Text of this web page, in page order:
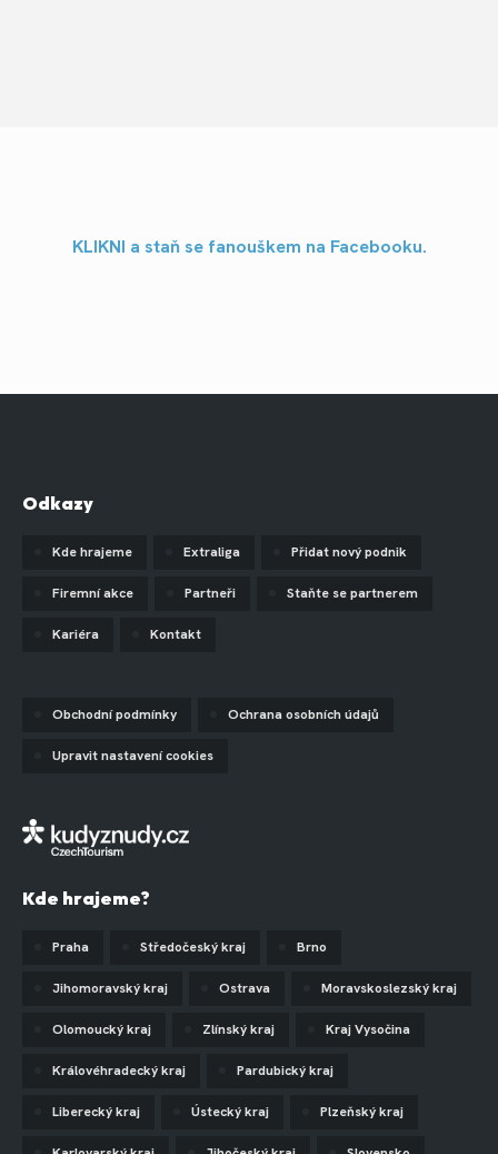
KLIKNI a staň se fanouškem na Facebooku.
Odkazy
Kde hrajeme Extraliga Přidat nový podnik
Firemní akce Partneři Staňte se partnerem
Kariéra Kontakt
Obchodní podmínky Ochrana osobních údajů
Upravit nastavení cookies
Kde hrajeme?
Praha Středočeský kraj Brno
Jihomoravský kraj Ostrava Moravskoslezský kraj
Olomoucký kraj Zlínský kraj Kraj Vysočina
Královéhradecký kraj Pardubický kraj
Liberecký kraj Ústecký kraj Plzeňský kraj